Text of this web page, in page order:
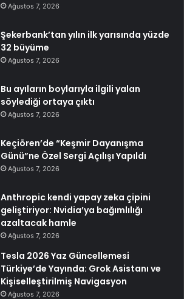
Ağustos 7, 2026
Şekerbank’tan yılın ilk yarısında yüzde
32 büyüme
Ağustos 7, 2026
Bu ayıların boylarıyla ilgili yalan
söylediği ortaya çıktı
Ağustos 7, 2026
Keçiören’de “Keşmir Dayanışma
Günü”ne Özel Sergi Açılışı Yapıldı
Ağustos 7, 2026
Anthropic kendi yapay zeka çipini
geliştiriyor: Nvidia’ya bağımlılığı
azaltacak hamle
Ağustos 7, 2026
Tesla 2026 Yaz Güncellemesi
Türkiye’de Yayında: Grok Asistanı ve
Kişiselleştirilmiş Navigasyon
Ağustos 7, 2026